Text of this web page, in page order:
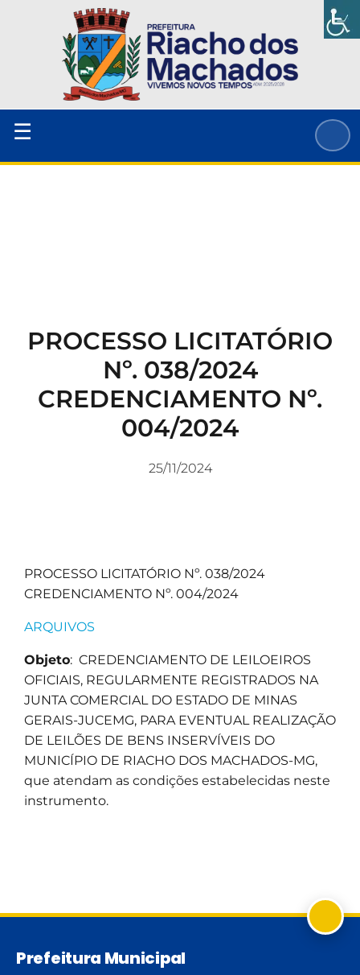
☰
PROCESSO LICITATÓRIO
Nº. 038/2024
CREDENCIAMENTO Nº.
004/2024
25/11/2024
PROCESSO LICITATÓRIO Nº. 038/2024
CREDENCIAMENTO Nº. 004/2024
ARQUIVOS
Objeto: CREDENCIAMENTO DE LEILOEIROS
OFICIAIS, REGULARMENTE REGISTRADOS NA
JUNTA COMERCIAL DO ESTADO DE MINAS
GERAIS-JUCEMG, PARA EVENTUAL REALIZAÇÃO
DE LEILÕES DE BENS INSERVÍVEIS DO
MUNICÍPIO DE RIACHO DOS MACHADOS-MG,
que atendam as condições estabelecidas neste
instrumento.
Prefeitura Municipal